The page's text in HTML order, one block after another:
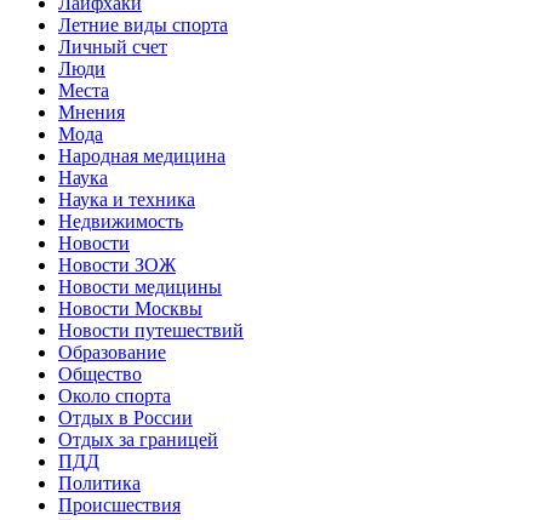
Летние виды спорта
Личный счет
Люди
Места
Мнения
Мода
Народная медицина
Наука
Наука и техника
Недвижимость
Новости
Новости ЗОЖ
Новости медицины
Новости Москвы
Новости путешествий
Образование
Общество
Около спорта
Отдых в России
Отдых за границей
ПДД
Политика
Происшествия